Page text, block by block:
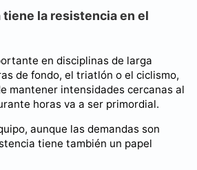
la resistencia en el
en disciplinas de larga
de fondo, el triatlón o el ciclismo,
mantener intensidades cercanas al
horas va a ser primordial.
aunque las demandas son
tiene también un papel